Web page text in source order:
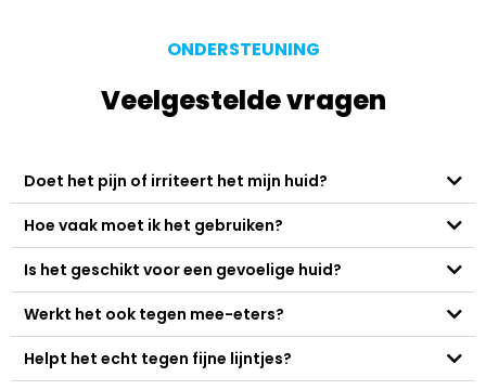
ONDERSTEUNING
Veelgestelde vragen
Doet het pijn of irriteert het mijn huid?
Hoe vaak moet ik het gebruiken?
Is het geschikt voor een gevoelige huid?
Werkt het ook tegen mee-eters?
Helpt het echt tegen fijne lijntjes?